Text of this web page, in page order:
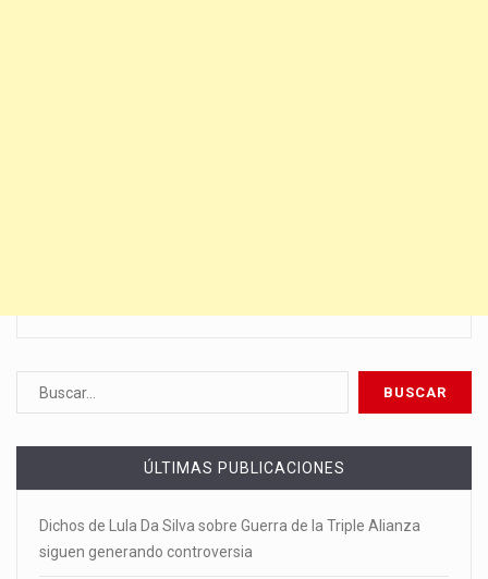
ÚLTIMAS PUBLICACIONES
Dichos de Lula Da Silva sobre Guerra de la Triple Alianza
siguen generando controversia